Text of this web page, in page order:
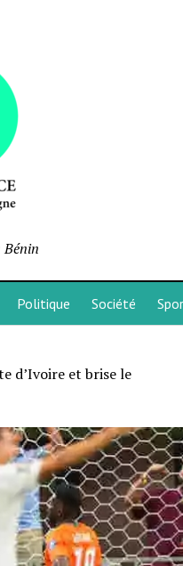
Politique Société
d’Ivoire et brise le